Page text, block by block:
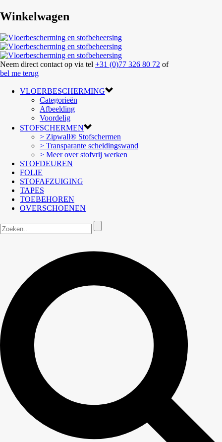
Winkelwagen
Neem direct contact op via tel +31 (0)77 326 80 72 of
bel me terug
VLOERBESCHERMING
Categorieën
Afbeelding
Voordelig
STOFSCHERMEN
> Zipwall® Stofschermen
> Transparante scheidingswand
> Meer over stofvrij werken
STOFDEUREN
FOLIE
STOFAFZUIGING
TAPES
TOEBEHOREN
OVERSCHOENEN